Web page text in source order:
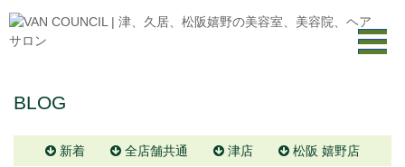
BLOG
新着 全店舗共通 津店 松阪 嬉野店